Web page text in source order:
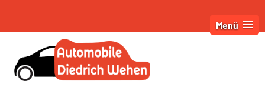
Menü